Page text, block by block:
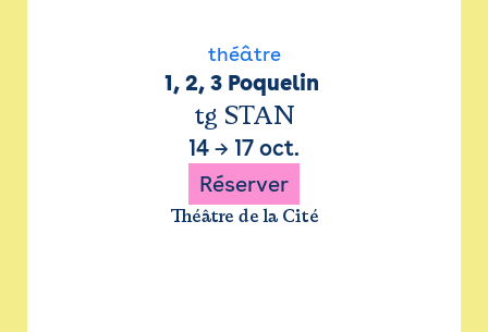
théâtre
1, 2, 3 Poquelin
tg STAN
14 → 17 oct.
Réserver
Théâtre de la Cité